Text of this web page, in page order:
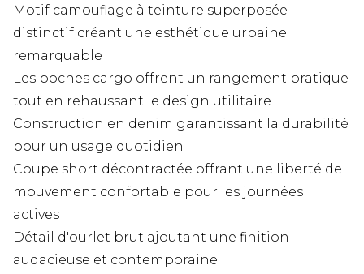
Motif camouflage à teinture superposée
distinctif créant une esthétique urbaine
remarquable
Les poches cargo offrent un rangement pratique
tout en rehaussant le design utilitaire
Construction en denim garantissant la durabilité
pour un usage quotidien
Coupe short décontractée offrant une liberté de
mouvement confortable pour les journées
actives
Détail d'ourlet brut ajoutant une finition
audacieuse et contemporaine